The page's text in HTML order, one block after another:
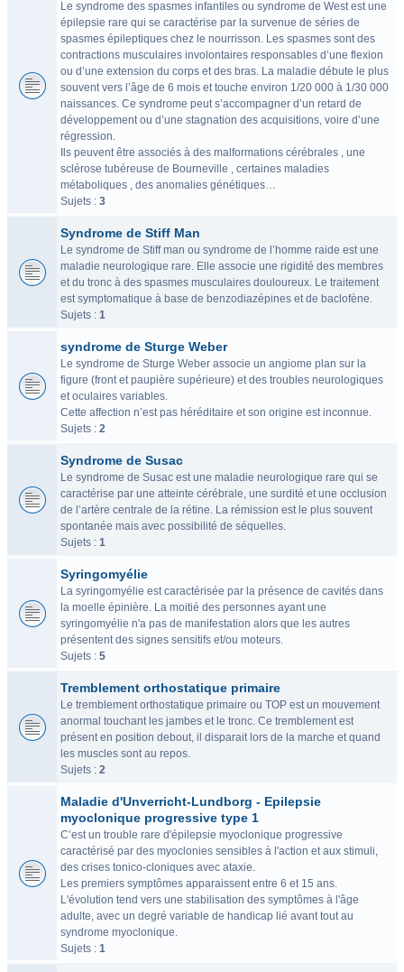
Le syndrome des spasmes infantiles ou syndrome de West est une
épilepsie rare qui se caractérise par la survenue de séries de
spasmes épileptiques chez le nourrisson. Les spasmes sont des
contractions musculaires involontaires responsables d’une flexion
ou d’une extension du corps et des bras. La maladie débute le plus
souvent vers l’âge de 6 mois et touche environ 1/20 000 à 1/30 000
naissances. Ce syndrome peut s’accompagner d’un retard de
développement ou d’une stagnation des acquisitions, voire d’une
régression.
Ils peuvent être associés à des malformations cérébrales , une
sclérose tubéreuse de Bourneville , certaines maladies
métaboliques , des anomalies génétiques…
Sujets : 3
Syndrome de Stiff Man
Le syndrome de Stiff man ou syndrome de l’homme raide est une
maladie neurologique rare. Elle associe une rigidité des membres
et du tronc à des spasmes musculaires douloureux. Le traitement
est symptomatique à base de benzodiazépines et de baclofène.
Sujets : 1
syndrome de Sturge Weber
Le syndrome de Sturge Weber associe un angiome plan sur la
figure (front et paupière supérieure) et des troubles neurologiques
et oculaires variables.
Cette affection n’est pas héréditaire et son origine est inconnue.
Sujets : 2
Syndrome de Susac
Le syndrome de Susac est une maladie neurologique rare qui se
caractérise par une atteinte cérébrale, une surdité et une occlusion
de l’artère centrale de la rétine. La rémission est le plus souvent
spontanée mais avec possibilité de séquelles.
Sujets : 1
Syringomyélie
La syringomyélie est caractérisée par la présence de cavités dans
la moelle épinière. La moitié des personnes ayant une
syringomyélie n'a pas de manifestation alors que les autres
présentent des signes sensitifs et/ou moteurs.
Sujets : 5
Tremblement orthostatique primaire
Le tremblement orthostatique primaire ou TOP est un mouvement
anormal touchant les jambes et le tronc. Ce tremblement est
présent en position debout, il disparait lors de la marche et quand
les muscles sont au repos.
Sujets : 2
Maladie d'Unverricht-Lundborg - Epilepsie
myoclonique progressive type 1
C’est un trouble rare d'épilepsie myoclonique progressive
caractérisé par des myoclonies sensibles à l'action et aux stimuli,
des crises tonico-cloniques avec ataxie.
Les premiers symptômes apparaissent entre 6 et 15 ans.
L'évolution tend vers une stabilisation des symptômes à l'âge
adulte, avec un degré variable de handicap lié avant tout au
syndrome myoclonique.
Sujets : 1